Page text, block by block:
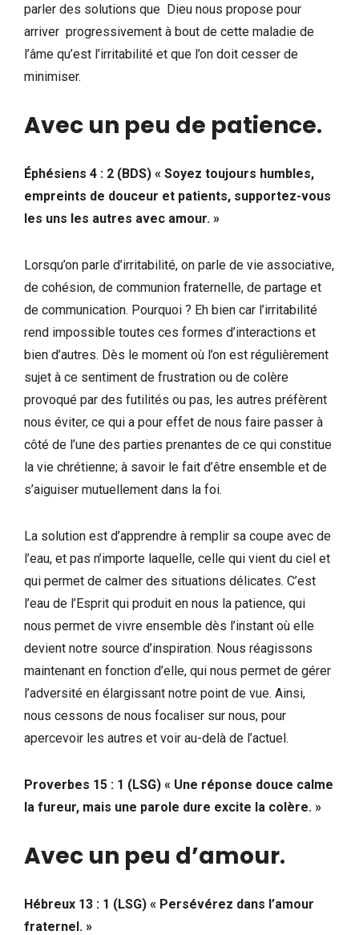
parler des solutions que Dieu nous propose pour
arriver progressivement à bout de cette maladie de
l’âme qu’est l’irritabilité et que l’on doit cesser de
minimiser.
Avec un peu de patience.
Éphésiens 4 : 2 (BDS) « Soyez toujours humbles,
empreints de douceur et patients, supportez-vous
les uns les autres avec amour. »
Lorsqu’on parle d’irritabilité, on parle de vie associative,
de cohésion, de communion fraternelle, de partage et
de communication. Pourquoi ? Eh bien car l’irritabilité
rend impossible toutes ces formes d’interactions et
bien d’autres. Dès le moment où l’on est régulièrement
sujet à ce sentiment de frustration ou de colère
provoqué par des futilités ou pas, les autres préfèrent
nous éviter, ce qui a pour effet de nous faire passer à
côté de l’une des parties prenantes de ce qui constitue
la vie chrétienne; à savoir le fait d’être ensemble et de
s’aiguiser mutuellement dans la foi.
La solution est d’apprendre à remplir sa coupe avec de
l’eau, et pas n’importe laquelle, celle qui vient du ciel et
qui permet de calmer des situations délicates. C’est
l’eau de l’Esprit qui produit en nous la patience, qui
nous permet de vivre ensemble dès l’instant où elle
devient notre source d’inspiration. Nous réagissons
maintenant en fonction d’elle, qui nous permet de gérer
l’adversité en élargissant notre point de vue. Ainsi,
nous cessons de nous focaliser sur nous, pour
apercevoir les autres et voir au-delà de l’actuel.
Proverbes 15 : 1 (LSG) « Une réponse douce calme
la fureur, mais une parole dure excite la colère. »
Avec un peu d’amour.
Hébreux 13 : 1 (LSG) « Persévérez dans l’amour
fraternel. »